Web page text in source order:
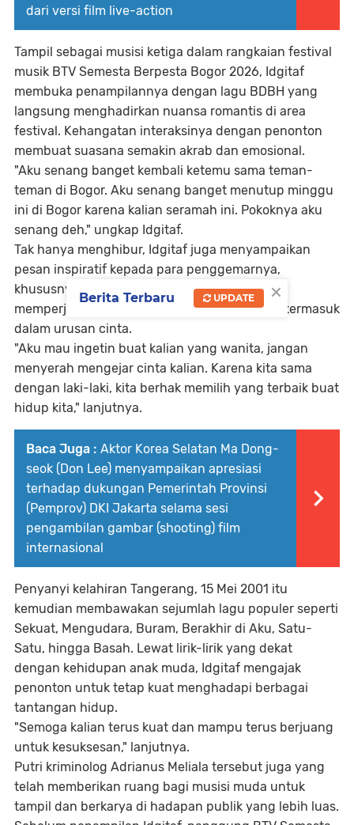
dari versi film live-action
Tampil sebagai musisi ketiga dalam rangkaian festival
musik BTV Semesta Berpesta Bogor 2026, Idgitaf
membuka penampilannya dengan lagu BDBH yang
langsung menghadirkan nuansa romantis di area
festival. Kehangatan interaksinya dengan penonton
membuat suasana semakin akrab dan emosional.
"Aku senang banget kembali ketemu sama teman-
teman di Bogor. Aku senang banget menutup minggu
ini di Bogor karena kalian seramah ini. Pokoknya aku
senang deh," ungkap Idgitaf.
Tak hanya menghibur, Idgitaf juga menyampaikan
pesan inspiratif kepada para penggemarnya,
khususnya kaum perempuan, agar berani
memperjuangkan apa yang mereka inginkan, termasuk
dalam urusan cinta.
"Aku mau ingetin buat kalian yang wanita, jangan
menyerah mengejar cinta kalian. Karena kita sama
dengan laki-laki, kita berhak memilih yang terbaik buat
hidup kita," lanjutnya.
Baca Juga : Aktor Korea Selatan Ma Dong-
seok (Don Lee) menyampaikan apresiasi
terhadap dukungan Pemerintah Provinsi
(Pemprov) DKI Jakarta selama sesi
pengambilan gambar (shooting) film
internasional
Penyanyi kelahiran Tangerang, 15 Mei 2001 itu
kemudian membawakan sejumlah lagu populer seperti
Sekuat, Mengudara, Buram, Berakhir di Aku, Satu-
Satu, hingga Basah. Lewat lirik-lirik yang dekat
dengan kehidupan anak muda, Idgitaf mengajak
penonton untuk tetap kuat menghadapi berbagai
tantangan hidup.
"Semoga kalian terus kuat dan mampu terus berjuang
untuk kesuksesan," lanjutnya.
Putri kriminolog Adrianus Meliala tersebut juga yang
telah memberikan ruang bagi musisi muda untuk
tampil dan berkarya di hadapan publik yang lebih luas.
×
Berita Terbaru UPDATE